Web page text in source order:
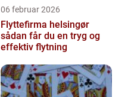
06 februar 2026
Flyttefirma helsingør
sådan får du en tryg og
effektiv flytning